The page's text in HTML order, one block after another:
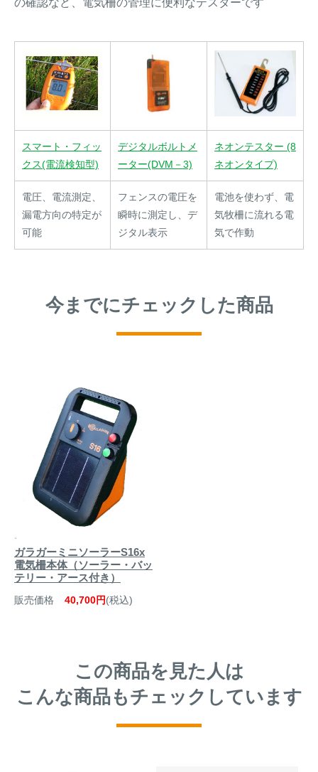
の確認など、電気柵の管理に便利なテスターです
スマート・フィッ
クス(電流検知型)
デジタルボルトメ
ーター(DVM－3)
ネオンテスター (8
ネオンタイプ)
電圧、電流測定、
漏電方向の特定が
可能
フェンスの電圧を
瞬時に測定し、デ
ジタル表示
電池を使わず、電
気牧柵に流れる電
気で作動
今までにチェックした商品
ガラガーミニソーラーS16x
電気柵本体（ソーラー・バッ
テリー・アース付き）
販売価格 40,700円(税込)
この商品を見た人は
こんな商品もチェックしています